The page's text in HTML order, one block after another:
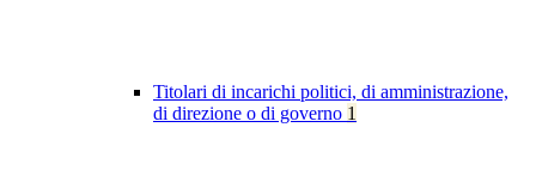
Titolari di incarichi politici, di amministrazione,
di direzione o di governo 1